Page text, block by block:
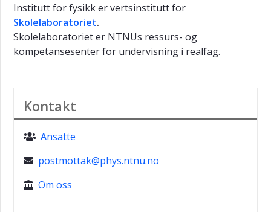
Institutt for fysikk er vertsinstitutt for
Skolelaboratoriet.
Skolelaboratoriet er NTNUs ressurs- og
kompetansesenter for undervisning i realfag.
Kontakt
Ansatte
postmottak@phys.ntnu.no
Om oss